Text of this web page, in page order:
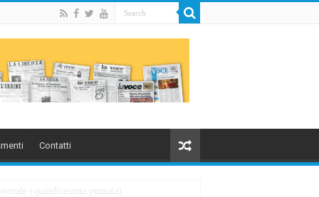
Contatti
(quindicesima puntata)